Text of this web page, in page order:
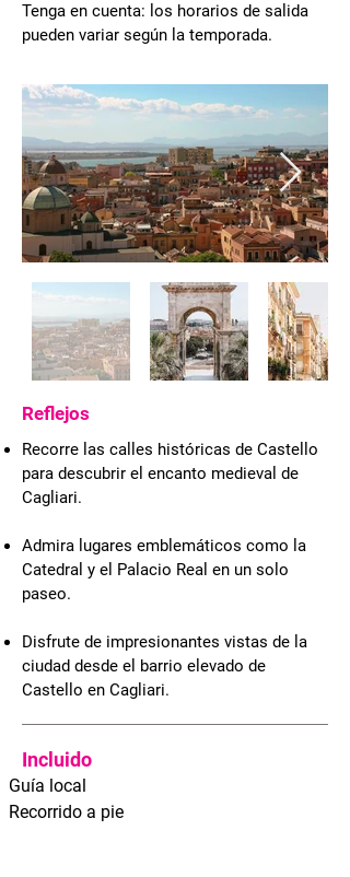
Tenga en cuenta: los horarios de salida
pueden variar según la temporada.
Reflejos
Recorre las calles históricas de Castello
para descubrir el encanto medieval de
Cagliari.
Admira lugares emblemáticos como la
Catedral y el Palacio Real en un solo
paseo.
Disfrute de impresionantes vistas de la
ciudad desde el barrio elevado de
Castello en Cagliari.
Incluido
Guía local
Recorrido a pie